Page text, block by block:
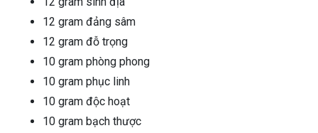
12 gram đảng sâm
12 gram đỗ trọng
10 gram phòng phong
10 gram phục linh
10 gram độc hoạt
10 gram bạch thược